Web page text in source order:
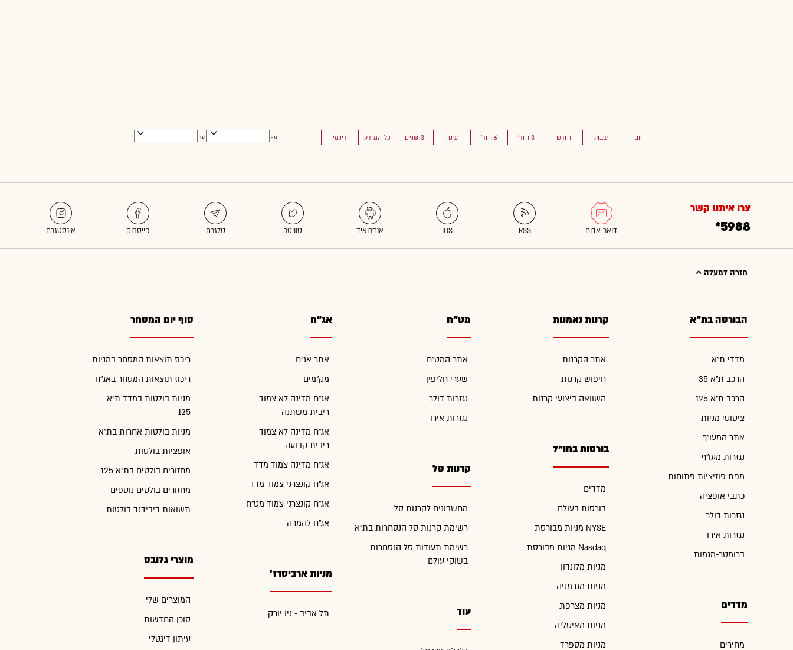
יום שבוע חודש 3 חוד' 6 חוד' שנה 3 שנים כל המידע דינמי מ - עד
צרו איתנו קשר
*5988
חזרה למעלה
הבורסה בת"א
מדדי ת"א
הרכב ת"א 35
הרכב ת"א 125
ציטוטי מניות
אתר המעו"ף
נגזרות מעו"ף
מפת פוזיציות פתוחות
כתבי אופציה
נגזרות דולר
נגזרות אירו
ברומטר-מגמות
מדדים
מחירים
קרנות נאמנות
אתר הקרנות
חיפוש קרנות
השוואה ביצועי קרנות
בורסות בחו"ל
מדדים
בורסות בעולם
מניות מבורסת NYSE
מניות מבורסת Nasdaq
מניות מלונדון
מניות מגרמניה
מניות מצרפת
מניות מאיטליה
מניות מספרד
מט"ח
אתר המט"ח
שערי חליפין
נגזרות דולר
נגזרות אירו
קרנות סל
מחשבונים לקרנות סל
רשימת קרנות סל הנסחרות בת"א
רשימת תעודות סל הנסחרות
בשוקי עולם
עוד
אג"ח
אתר אג"ח
מק"מים
אג"ח מדינה לא צמוד
ריבית משתנה
אג"ח מדינה לא צמוד
ריבית קבועה
אג"ח מדינה צמוד מדד
אג"ח קונצרני צמוד מדד
אג"ח קונצרני צמוד מט"ח
אג"ח להמרה
מניות ארביטרז'
תל אביב - ניו יורק
סוף יום המסחר
ריכוז תוצאות המסחר במניות
ריכוז תוצאות המסחר באג"ח
מניות בולטות במדד ת"א
125
מניות בולטות אחרות בת"א
אופציות בולטות
מחזורים בולטים בת"א 125
מחזורים בולטים נוספים
תשואות דיבידנד בולטות
מוצרי גלובס
המוצרים שלי
סוכן החדשות
עיתון דיגטלי